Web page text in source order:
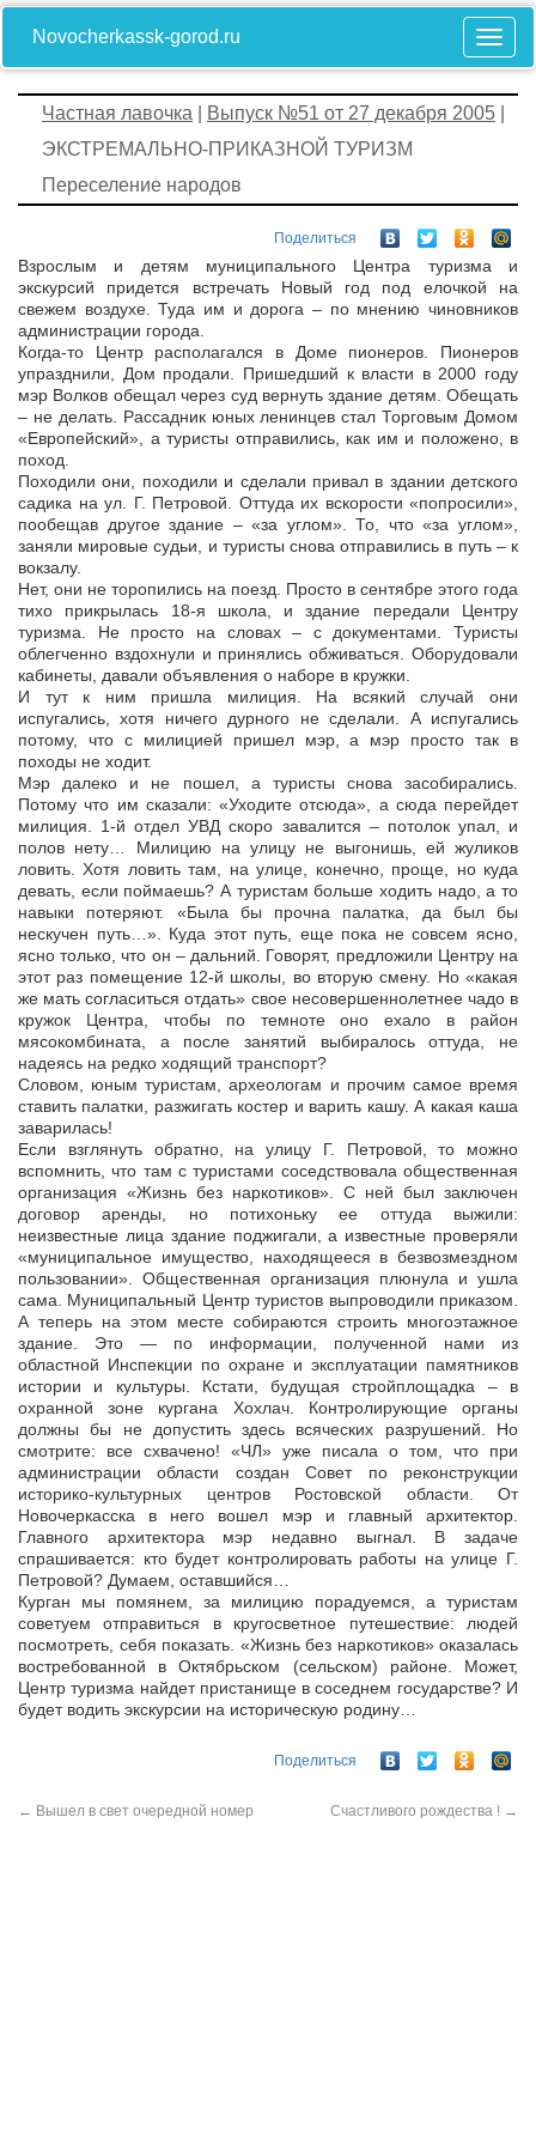
Novocherkassk-gorod.ru
Частная лавочка Выпуск №51 от 27 декабря 2005
ЭКСТРЕМАЛЬНО-ПРИКАЗНОЙ ТУРИЗМ
Переселение народов
Поделиться
Взрослым и детям муниципального Центра туризма и
экскурсий придется встречать Новый год под елочкой на
свежем воздухе. Туда им и дорога – по мнению чиновников
администрации города.
Когда-то Центр располагался в Доме пионеров. Пионеров
упразднили, Дом продали. Пришедший к власти в 2000 году
мэр Волков обещал через суд вернуть здание детям. Обещать
– не делать. Рассадник юных ленинцев стал Торговым Домом
«Европейский», а туристы отправились, как им и положено, в
поход.
Походили они, походили и сделали привал в здании детского
садика на ул. Г. Петровой. Оттуда их вскорости «попросили»,
пообещав другое здание – «за углом». То, что «за углом»,
заняли мировые судьи, и туристы снова отправились в путь – к
вокзалу.
Нет, они не торопились на поезд. Просто в сентябре этого года
тихо прикрылась 18-я школа, и здание передали Центру
туризма. Не просто на словах – с документами. Туристы
облегченно вздохнули и принялись обживаться. Оборудовали
кабинеты, давали объявления о наборе в кружки.
И тут к ним пришла милиция. На всякий случай они
испугались, хотя ничего дурного не сделали. А испугались
потому, что с милицией пришел мэр, а мэр просто так в
походы не ходит.
Мэр далеко и не пошел, а туристы снова засобирались.
Потому что им сказали: «Уходите отсюда», а сюда перейдет
милиция. 1-й отдел УВД скоро завалится – потолок упал, и
полов нету… Милицию на улицу не выгонишь, ей жуликов
ловить. Хотя ловить там, на улице, конечно, проще, но куда
девать, если поймаешь? А туристам больше ходить надо, а то
навыки потеряют. «Была бы прочна палатка, да был бы
нескучен путь…». Куда этот путь, еще пока не совсем ясно,
ясно только, что он – дальний. Говорят, предложили Центру на
этот раз помещение 12-й школы, во вторую смену. Но «какая
же мать согласиться отдать» свое несовершеннолетнее чадо в
кружок Центра, чтобы по темноте оно ехало в район
мясокомбината, а после занятий выбиралось оттуда, не
надеясь на редко ходящий транспорт?
Словом, юным туристам, археологам и прочим самое время
ставить палатки, разжигать костер и варить кашу. А какая каша
заварилась!
Если взглянуть обратно, на улицу Г. Петровой, то можно
вспомнить, что там с туристами соседствовала общественная
организация «Жизнь без наркотиков». С ней был заключен
договор аренды, но потихоньку ее оттуда выжили:
неизвестные лица здание поджигали, а известные проверяли
«муниципальное имущество, находящееся в безвозмездном
пользовании». Общественная организация плюнула и ушла
сама. Муниципальный Центр туристов выпроводили приказом.
А теперь на этом месте собираются строить многоэтажное
здание. Это — по информации, полученной нами из
областной Инспекции по охране и эксплуатации памятников
истории и культуры. Кстати, будущая стройплощадка – в
охранной зоне кургана Хохлач. Контролирующие органы
должны бы не допустить здесь всяческих разрушений. Но
смотрите: все схвачено! «ЧЛ» уже писала о том, что при
администрации области создан Совет по реконструкции
историко-культурных центров Ростовской области. От
Новочеркасска в него вошел мэр и главный архитектор.
Главного архитектора мэр недавно выгнал. В задаче
спрашивается: кто будет контролировать работы на улице Г.
Петровой? Думаем, оставшийся…
Курган мы помянем, за милицию порадуемся, а туристам
советуем отправиться в кругосветное путешествие: людей
посмотреть, себя показать. «Жизнь без наркотиков» оказалась
востребованной в Октябрьском (сельском) районе. Может,
Центр туризма найдет пристанище в соседнем государстве? И
будет водить экскурсии на историческую родину…
Поделиться
← Вышел в свет очередной номер Счастливого рождества ! →